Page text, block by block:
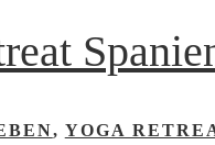
, YOGA